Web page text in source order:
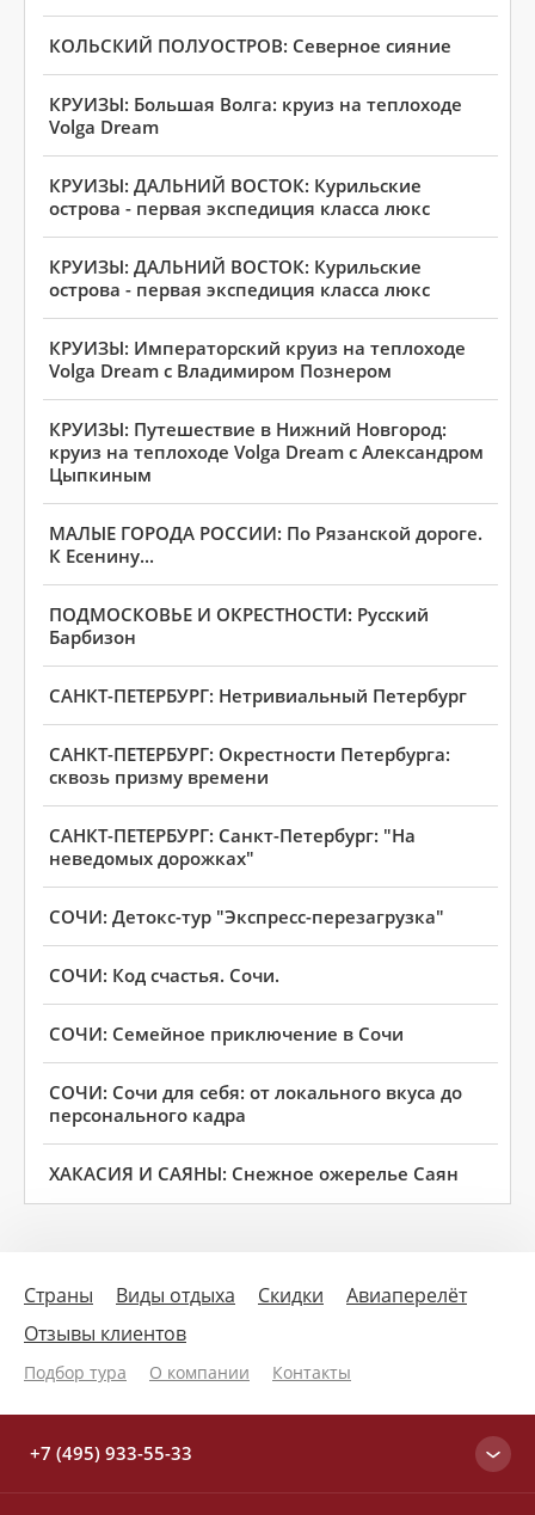
КОЛЬСКИЙ ПОЛУОСТРОВ: Северное сияние
КРУИЗЫ: Большая Волга: круиз на теплоходе
Volga Dream
КРУИЗЫ: ДАЛЬНИЙ ВОСТОК: Курильские
острова - первая экспедиция класса люкс
КРУИЗЫ: ДАЛЬНИЙ ВОСТОК: Курильские
острова - первая экспедиция класса люкс
КРУИЗЫ: Императорский круиз на теплоходе
Volga Dream с Владимиром Познером
КРУИЗЫ: Путешествие в Нижний Новгород:
круиз на теплоходе Volga Dream с Александром
Цыпкиным
МАЛЫЕ ГОРОДА РОССИИ: По Рязанской дороге.
К Есенину...
ПОДМОСКОВЬЕ И ОКРЕСТНОСТИ: Русский
Барбизон
САНКТ-ПЕТЕРБУРГ: Нетривиальный Петербург
САНКТ-ПЕТЕРБУРГ: Окрестности Петербурга:
сквозь призму времени
САНКТ-ПЕТЕРБУРГ: Санкт-Петербург: "На
неведомых дорожках"
СОЧИ: Детокс-тур "Экспресс-перезагрузка"
СОЧИ: Код счастья. Сочи.
СОЧИ: Семейное приключение в Сочи
СОЧИ: Сочи для себя: от локального вкуса до
персонального кадра
ХАКАСИЯ И САЯНЫ: Снежное ожерелье Саян
Страны Виды отдыха Скидки
Авиаперелёт
Отзывы клиентов
Подбор тура О компании Контакты
+7 (495) 933-55-33